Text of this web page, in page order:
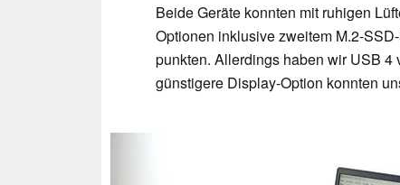
Beide Geräte konnten mit ruhigen
Optionen inklusive zweitem M.2-
punkten. Allerdings haben wir USB 4
günstigere Display-Option konnten